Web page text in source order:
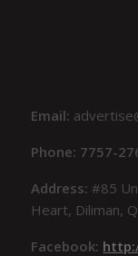
Email:
Phone: 7757-
Address:#85
Heart, Diliman,
Facebook: